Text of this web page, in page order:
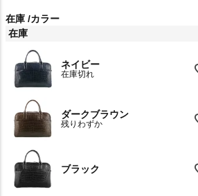
在庫 カラー
在庫
ネイビー
在庫切れ
ダークブラウン
残りわずか
ブラック